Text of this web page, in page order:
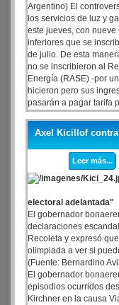
Argentino) El
los servicios de luz y
este jueves, con
inferiores que se
de julio. De esta
no se inscribieron al
Energía (RASE) -por
hicieron pero sus
pasarán a pagar tarifa
Axel Kicillof
Leer más...
electoral adelantada"
El gobernador
declaraciones
Recoleta y expresó
olimpiada a ver si
(Fuente: Bernardino
El gobernador
episodios ocurridos
Kirchner en la causa